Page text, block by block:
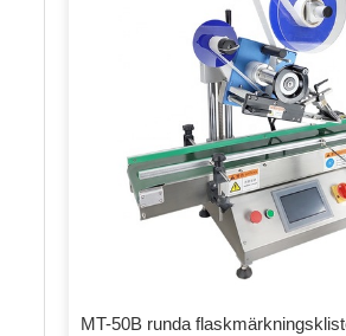
MT-50B runda